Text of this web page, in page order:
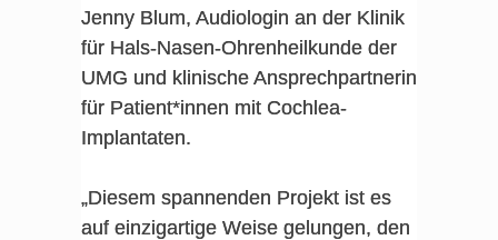
Jenny Blum, Audiologin an der Klinik
für Hals-Nasen-Ohrenheilkunde der
UMG und klinische Ansprechpartnerin
für Patient*innen mit Cochlea-
Implantaten.
„Diesem spannenden Projekt ist es
auf einzigartige Weise gelungen, den